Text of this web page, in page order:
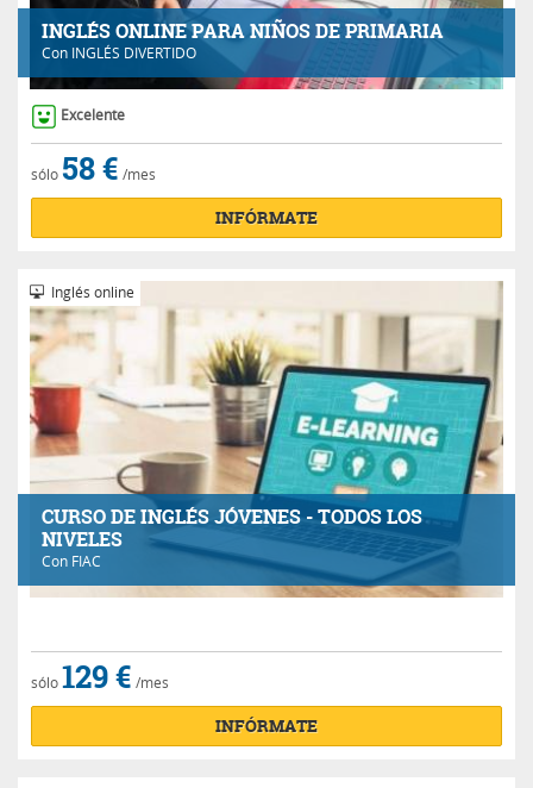
INGLÉS ONLINE PARA NIÑOS DE PRIMARIA
Con INGLÉS DIVERTIDO
Excelente
sólo 58 € /mes
INFÓRMATE
CURSO DE INGLÉS JÓVENES - TODOS LOS
NIVELES
Con FIAC
Inglés online
sólo129 € /mes
INFÓRMATE